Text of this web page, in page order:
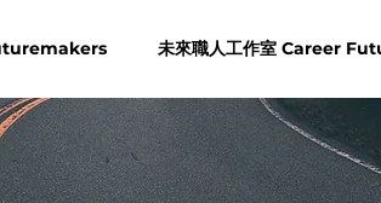
未來職人工作室 Career